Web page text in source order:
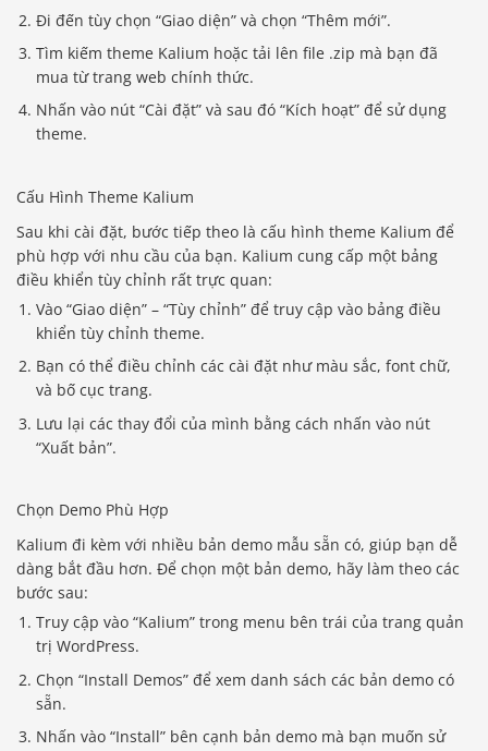
Đi đến tùy chọn “Giao diện” và chọn “Thêm mới”.
Tìm kiếm theme Kalium hoặc tải lên file .zip mà bạn đã
mua từ trang web chính thức.
Nhấn vào nút “Cài đặt” và sau đó “Kích hoạt” để sử dụng
theme.
Cấu Hình Theme Kalium
Sau khi cài đặt, bước tiếp theo là cấu hình theme Kalium để
phù hợp với nhu cầu của bạn. Kalium cung cấp một bảng
điều khiển tùy chỉnh rất trực quan:
Vào “Giao diện” – “Tùy chỉnh” để truy cập vào bảng điều
khiển tùy chỉnh theme.
Bạn có thể điều chỉnh các cài đặt như màu sắc, font chữ,
và bố cục trang.
Lưu lại các thay đổi của mình bằng cách nhấn vào nút
“Xuất bản”.
Chọn Demo Phù Hợp
Kalium đi kèm với nhiều bản demo mẫu sẵn có, giúp bạn dễ
dàng bắt đầu hơn. Để chọn một bản demo, hãy làm theo các
bước sau:
Truy cập vào “Kalium” trong menu bên trái của trang quản
trị WordPress.
Chọn “Install Demos” để xem danh sách các bản demo có
sẵn.
Nhấn vào “Install” bên cạnh bản demo mà bạn muốn sử